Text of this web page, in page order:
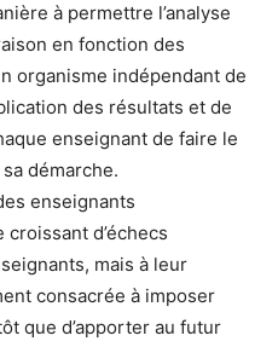
à permettre l’analyse
en fonction des
organisme indépendant de
des résultats et de
enseignant de faire le
démarche.
enseignants
d’échecs
mais à leur
consacrée à imposer
que d’apporter au futur